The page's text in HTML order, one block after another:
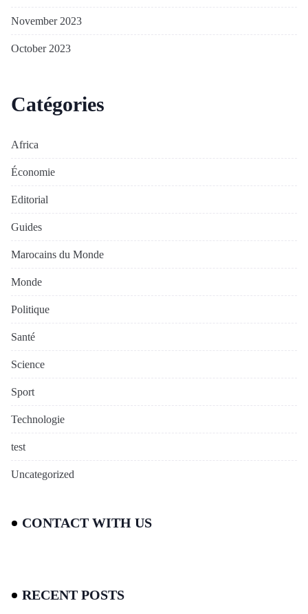
November 2023
October 2023
Catégories
Africa
Économie
Editorial
Guides
Marocains du Monde
Monde
Politique
Santé
Science
Sport
Technologie
test
Uncategorized
CONTACT WITH US
RECENT POSTS